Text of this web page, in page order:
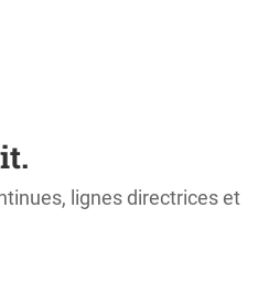
lignes directrices et